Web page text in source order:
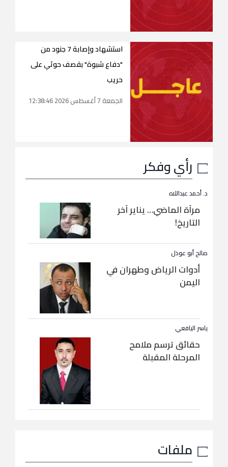
استشهاد وإصابة 7 جنود من
"دفاع شبوة" بقصف حوثي على
حريب
الجمعة 7 أغسطس 2026 12:38:46
رأي وفكر
د. أحمد عبداللاه
مرآة الماضي… يناير آخر
التاريخ!
صالح أبو عوذل
أدوات الرياض وطهران في
اليمن
ياسر اليافعي
حقائق ترسم ملامح
المرحلة المقبلة
ملفات